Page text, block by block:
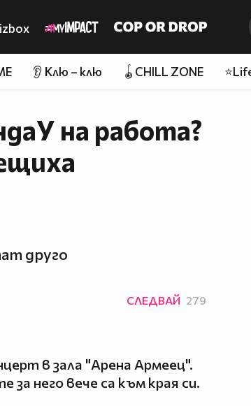
👂 Клю – клю 🪀CHILL ZONE
на работа?
друго
СЛЕДВАЙ 279
в зала "Арена Армеец".
за него вече са към края си.